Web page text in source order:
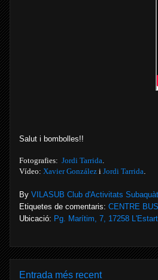
Salut i bombolles!!
Fotografies: Jordi Tarrida.
Vídeo: Xavier González i Jordi Tarrida.
By VILASUB Club d'Activitats
Etiquetes de comentaris: CENTRE
Ubicació: Pg. Marítim, 7, 17258
Entrada més recent